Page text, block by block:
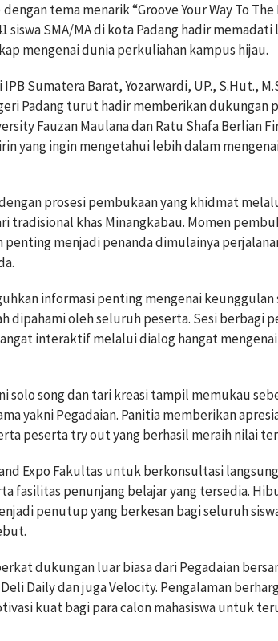
tema menarik “Groove Your Way To
siswa SMA/MA di kota Padang hadir
mengenai dunia perkuliahan kampus hijau.
Sumatera Barat, Yozarwardi, UP., S.Hut.,
Padang turut hadir memberikan dukungan
Fauzan Maulana dan Ratu Shafa Berlian
yang ingin mengetahui lebih dalam
prosesi pembukaan yang khidmat
tradisional khas Minangkabau. Momen
menjadi penanda dimulainya
informasi penting mengenai
dipahami oleh seluruh peserta. Sesi berbagi
interaktif melalui dialog hangat
solo song dan tari kreasi tampil memukau
yakni Pegadaian. Panitia memberikan
peserta try out yang berhasil meraih nilai
Expo Fakultas untuk berkonsultasi
fasilitas penunjang belajar yang tersedia.
penutup yang berkesan bagi seluruh
dukungan luar biasa dari Pegadaian
Daily dan juga Velocity. Pengalaman
kuat bagi para calon mahasiswa untuk